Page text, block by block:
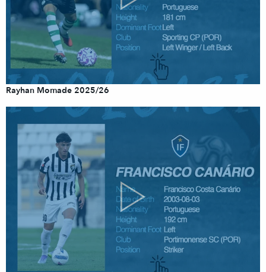
Rayhan Momade 2025/26